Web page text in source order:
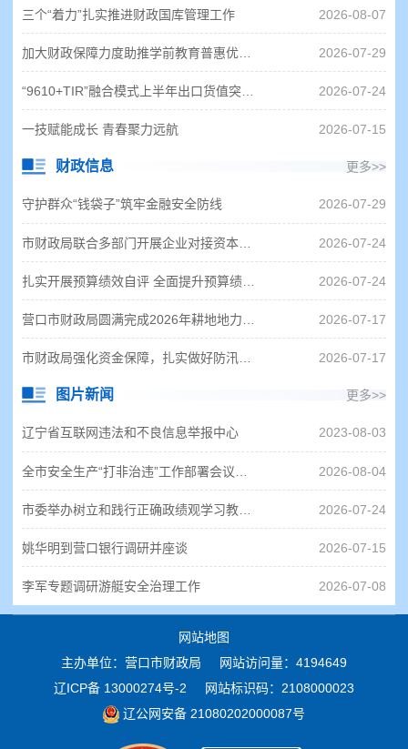
三个“着力”扎实推进财政国库管理工作 2026-08-07
2026-07-29
2026-07-24
一技赋能成长 青春聚力远航 2026-07-15
财政信息 更多>>
守护群众“钱袋子”筑牢金融安全防线 2026-07-29
2026-07-24
2026-07-24
2026-07-17
2026-07-17
图片新闻 更多>>
辽宁省互联网违法和不良信息举报中心 2023-08-03
2026-08-04
2026-07-24
姚华明到营口银行调研并座谈 2026-07-15
李军专题调研游艇安全治理工作 2026-07-08
网站地图
主办单位：营口市财政局
网站访问量：4194649
辽ICP备 13000274号-2
网站标识码：2108000023
辽公网安备 21080202000087号